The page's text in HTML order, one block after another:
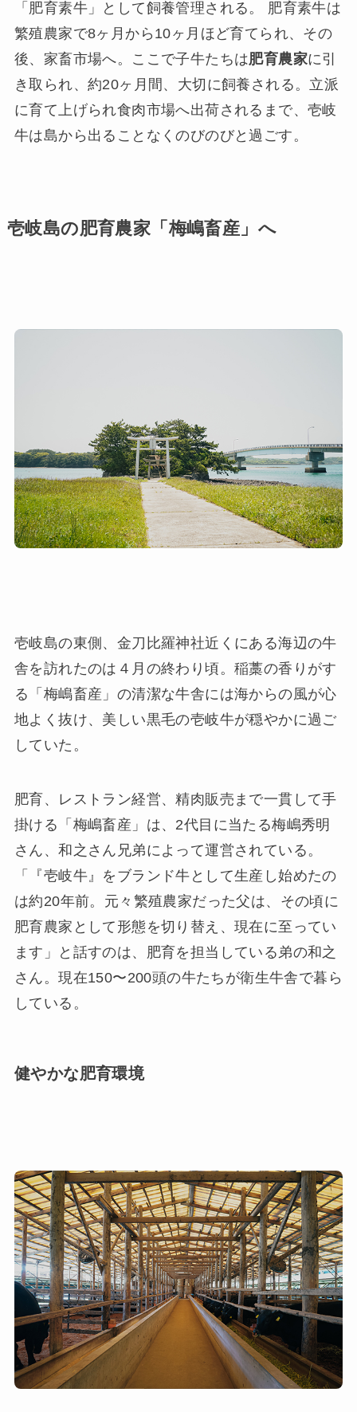
「肥育素牛」として飼養管理される。 肥育素牛は
繁殖農家で8ヶ月から10ヶ月ほど育てられ、その
後、家畜市場へ。ここで子牛たちは肥育農家に引
き取られ、約20ヶ月間、大切に飼養される。立派
に育て上げられ食肉市場へ出荷されるまで、壱岐
牛は島から出ることなくのびのびと過ごす。
壱岐島の肥育農家「梅嶋畜産」へ
壱岐島の東側、金刀比羅神社近くにある海辺の牛
舎を訪れたのは４月の終わり頃。稲藁の香りがす
る「梅嶋畜産」の清潔な牛舎には海からの風が心
地よく抜け、美しい黒毛の壱岐牛が穏やかに過ご
していた。
肥育、レストラン経営、精肉販売まで一貫して手
掛ける「梅嶋畜産」は、2代目に当たる梅嶋秀明
さん、和之さん兄弟によって運営されている。
「『壱岐牛』をブランド牛として生産し始めたの
は約20年前。元々繁殖農家だった父は、その頃に
肥育農家として形態を切り替え、現在に至ってい
ます」と話すのは、肥育を担当している弟の和之
さん。現在150〜200頭の牛たちが衛生牛舎で暮ら
している。
健やかな肥育環境